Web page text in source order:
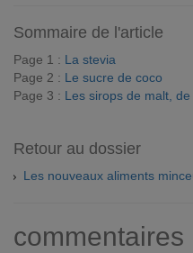
Sommaire de l'article
Page 1 : La stevia
Page 2 : Le sucre de coco
Page 3 : Les sirops de malt,
Retour au dossier
Les nouveaux aliments
commentaires